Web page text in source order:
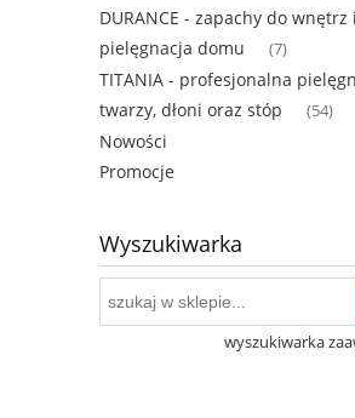
DURANCE - zapachy do wnętrz i
pielęgnacja domu
(7)
TITANIA - profesjonalna
twarzy, dłoni oraz stóp
(54)
Nowości
Promocje
Wyszukiwarka
wyszukiwarka